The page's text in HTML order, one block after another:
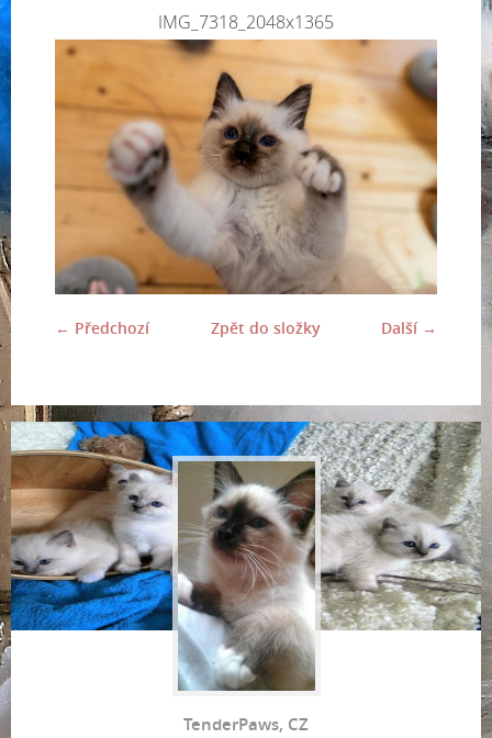
IMG_7318_2048x1365
← Předchozí Další →
Zpět do složky
TenderPaws, CZ